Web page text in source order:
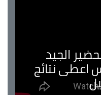
الجيد
اعطى نتائج